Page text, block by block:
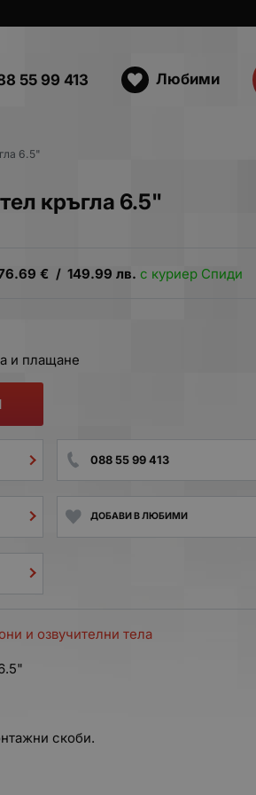
55 99 413 Любими
6.5"
кръгла 6.5"
€ / 149.99 лв. с куриер Спиди
и плащане
088 55 99 413
ДОБАВИ В ЛЮБИМИ
и озвучителни тела
скоби.